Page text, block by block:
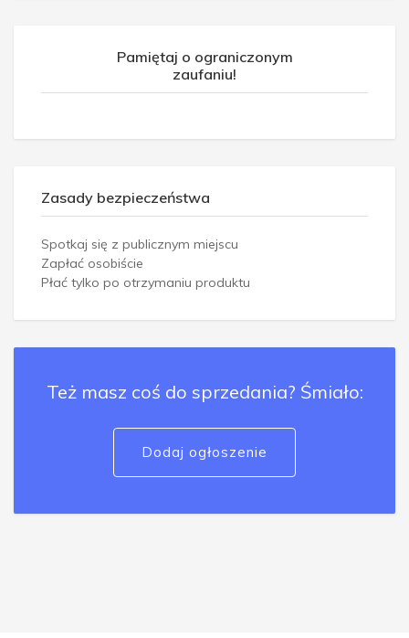
Pamiętaj o ograniczonym
zaufaniu!
Zasady bezpieczeństwa
Spotkaj się z publicznym miejscu
Zapłać osobiście
Płać tylko po otrzymaniu produktu
Też masz coś do sprzedania? Śmiało:
Dodaj ogłoszenie